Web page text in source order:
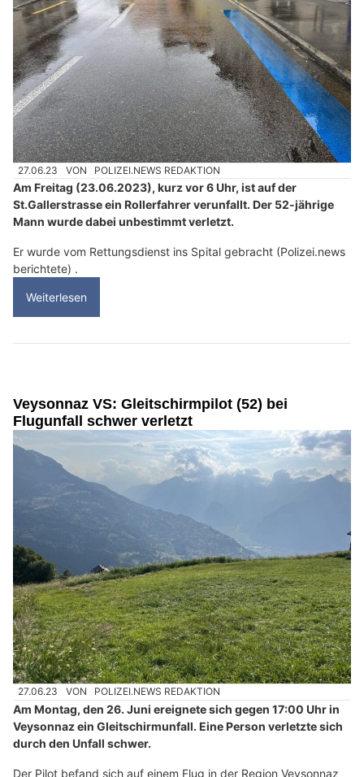
27.06.23 VON POLIZEI.NEWS REDAKTION
Am Freitag (23.06.2023), kurz vor 6 Uhr, ist auf der
St.Gallerstrasse ein Rollerfahrer verunfallt. Der 52-jährige
Mann wurde dabei unbestimmt verletzt.
Er wurde vom Rettungsdienst ins Spital gebracht (Polizei.news
berichtete) .
Weiterlesen
Veysonnaz VS: Gleitschirmpilot (52) bei
Flugunfall schwer verletzt
27.06.23 VON POLIZEI.NEWS REDAKTION
Am Montag, den 26. Juni ereignete sich gegen 17:00 Uhr in
Veysonnaz ein Gleitschirmunfall. Eine Person verletzte sich
durch den Unfall schwer.
Der Pilot befand sich auf einem Flug in der Region Veysonnaz